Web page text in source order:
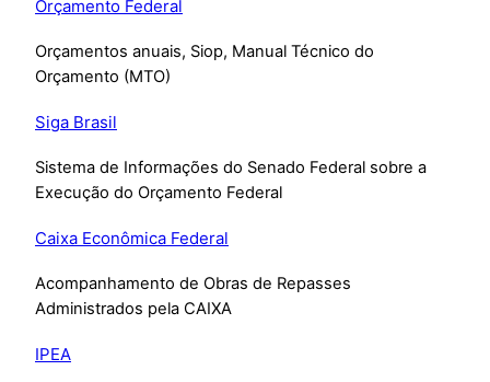
Orçamento Federal
Orçamentos anuais, Siop, Manual Técnico do
Orçamento (MTO)
Siga Brasil
Sistema de Informações do Senado Federal sobre a
Execução do Orçamento Federal
Caixa Econômica Federal
Acompanhamento de Obras de Repasses
Administrados pela CAIXA
IPEA